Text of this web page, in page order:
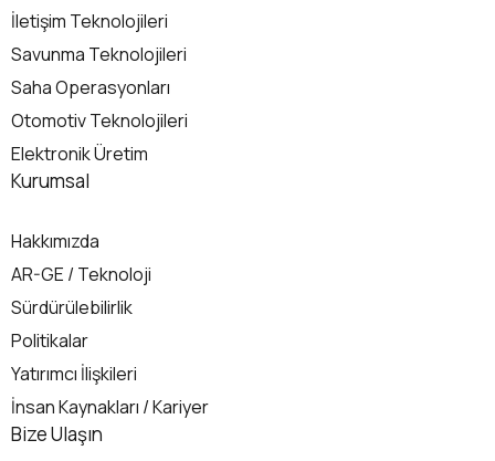
İletişim Teknolojileri
Savunma Teknolojileri
Saha Operasyonları
Otomotiv Teknolojileri
Elektronik Üretim
Kurumsal
Hakkımızda
AR-GE / Teknoloji
Sürdürülebilirlik
Politikalar
Yatırımcı İlişkileri
İnsan Kaynakları / Kariyer
İletişim
Bize Ulaşın